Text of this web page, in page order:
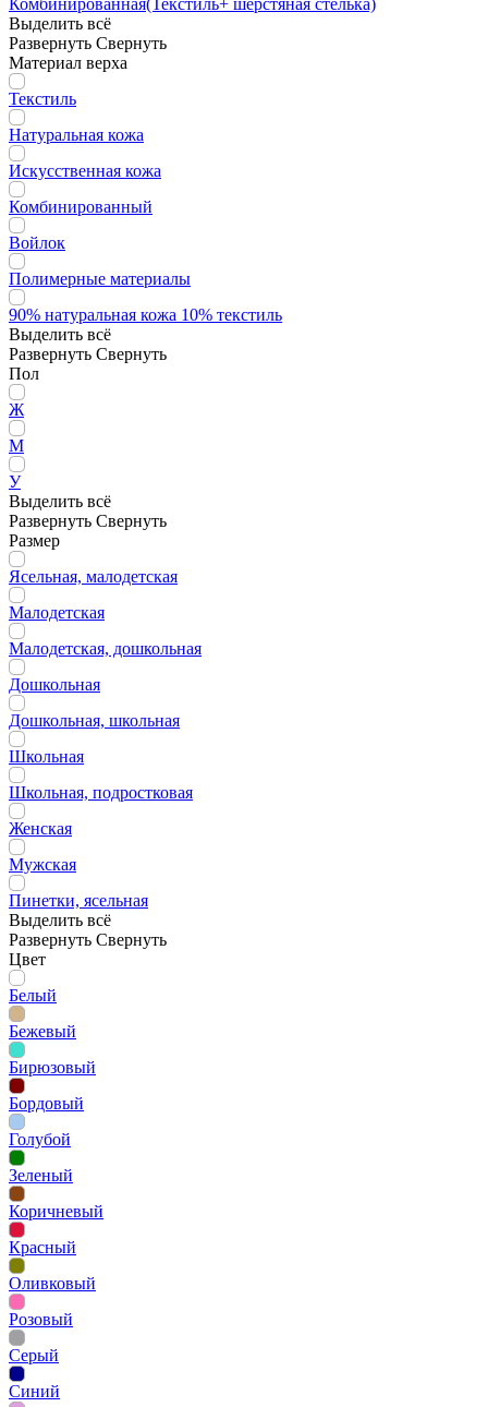
Комбинированная(Текстиль+ шерстяная стелька)
Выделить всё
Развернуть Свернуть
Материал верха
Текстиль
Натуральная кожа
Искусственная кожа
Комбинированный
Войлок
Полимерные материалы
90% натуральная кожа 10% текстиль
Выделить всё
Развернуть Свернуть
Пол
Ж
М
У
Выделить всё
Развернуть Свернуть
Размер
Ясельная, малодетская
Малодетская
Малодетская, дошкольная
Дошкольная
Дошкольная, школьная
Школьная
Школьная, подростковая
Женская
Мужская
Пинетки, ясельная
Выделить всё
Развернуть Свернуть
Цвет
Белый
Бежевый
Бирюзовый
Бордовый
Голубой
Зеленый
Коричневый
Красный
Оливковый
Розовый
Серый
Синий